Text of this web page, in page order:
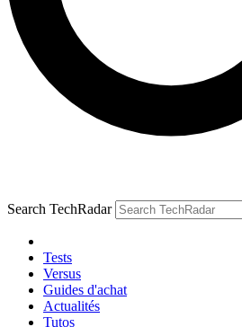
Search TechRadar
Tests
Versus
Guides d'achat
Actualités
Tutos